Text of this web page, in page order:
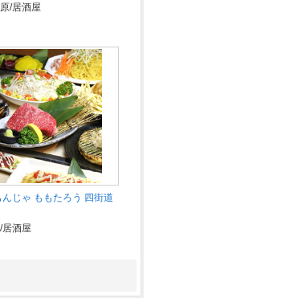
/居酒屋
んじゃ ももたろう 四街道
酒屋